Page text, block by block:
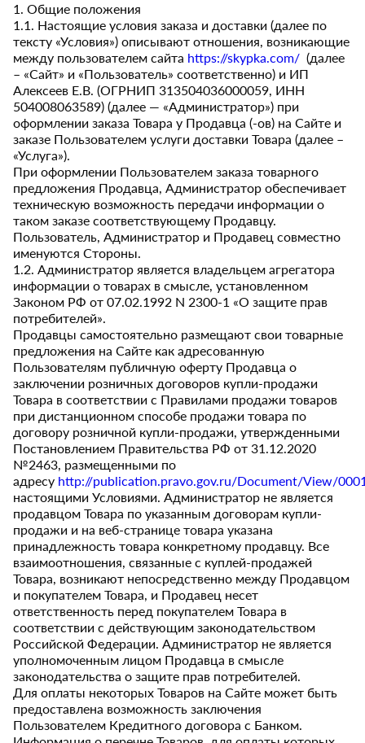
1. Общие положения
1.1. Настоящие условия заказа и доставки (далее по
тексту «Условия») описывают отношения, возникающие
между пользователем сайта https://skypka.com/ (далее
– «Сайт» и «Пользователь» соответственно) и ИП
Алексеев Е.В. (ОГРНИП 313504036000059, ИНН
504008063589) (далее — «Администратор») при
оформлении заказа Товара у Продавца (-ов) на Сайте и
заказе Пользователем услуги доставки Товара (далее –
«Услуга»).
При оформлении Пользователем заказа товарного
предложения Продавца, Администратор обеспечивает
техническую возможность передачи информации о
таком заказе соответствующему Продавцу.
Пользователь, Администратор и Продавец совместно
именуются Стороны.
1.2. Администратор является владельцем агрегатора
информации о товарах в смысле, установленном
Законом РФ от 07.02.1992 N 2300-1 «О защите прав
потребителей».
Продавцы самостоятельно размещают свои товарные
предложения на Сайте как адресованную
Пользователям публичную оферту Продавца о
заключении розничных договоров купли-продажи
Товара в соответствии с Правилами продажи товаров
при дистанционном способе продажи товара по
договору розничной купли-продажи, утвержденными
Постановлением Правительства РФ от 31.12.2020
№2463, размещенными по
адресу http://publication.pravo.gov.ru/Document/View/
настоящими Условиями. Администратор не является
продавцом Товара по указанным договорам купли-
продажи и на веб-странице товара указана
принадлежность товара конкретному продавцу. Все
взаимоотношения, связанные с куплей-продажей
Товара, возникают непосредственно между Продавцом
и покупателем Товара, и Продавец несет
ответственность перед покупателем Товара в
соответствии с действующим законодательством
Российской Федерации. Администратор не является
уполномоченным лицом Продавца в смысле
законодательства о защите прав потребителей.
Для оплаты некоторых Товаров на Сайте может быть
предоставлена возможность заключения
Пользователем Кредитного договора с Банком.